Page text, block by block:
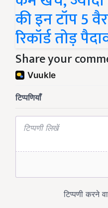
की इन टॉप 5
रिकॉर्ड तोड़
Share your